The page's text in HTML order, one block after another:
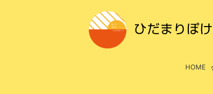
HOME